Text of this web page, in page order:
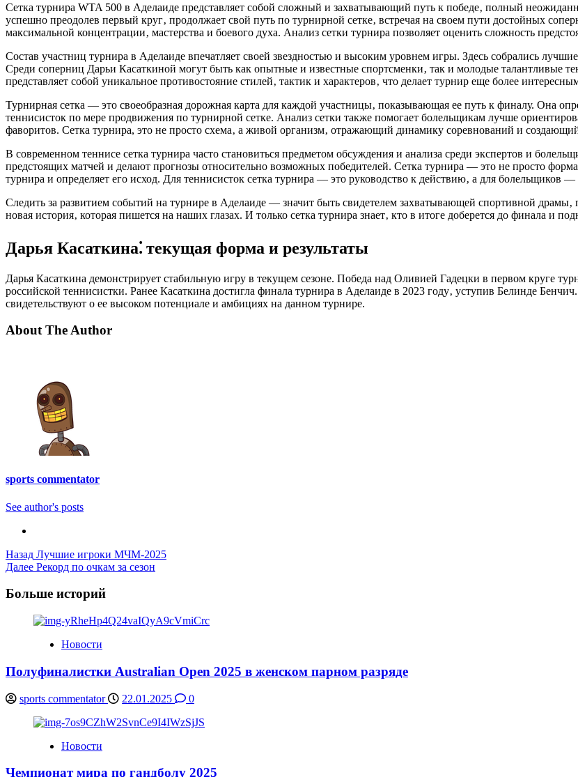
Сетка турнира WTA 500 в Аделаиде представляет собой сложный и захватывающий путь к победе‚ полный
успешно преодолев первый круг‚ продолжает свой путь по турнирной сетке‚ встречая на своем пути достойных
максимальной концентрации‚ мастерства и боевого духа. Анализ сетки турнира позволяет оценить сложность
Состав участниц турнира в Аделаиде впечатляет своей звездностью и высоким уровнем игры. Здесь собрались
Среди соперниц Дарьи Касаткиной могут быть как опытные и известные спортсменки‚ так и молодые талантливые
представляет собой уникальное противостояние стилей‚ тактик и характеров‚ что делает турнир еще более
Турнирная сетка — это своеобразная дорожная карта для каждой участницы‚ показывающая ее путь к финалу. Она
теннисисток по мере продвижения по турнирной сетке. Анализ сетки также помогает болельщикам лучше
фаворитов. Сетка турнира, это не просто схема‚ а живой организм‚ отражающий динамику соревнований и
В современном теннисе сетка турнира часто становиться предметом обсуждения и анализа среди экспертов и
предстоящих матчей и делают прогнозы относительно возможных победителей. Сетка турнира — это не просто
турнира и определяет его исход. Для теннисисток сетка турнира — это руководство к действию‚ а для
Следить за развитием событий на турнире в Аделаиде — значит быть свидетелем захватывающей спортивной
новая история‚ которая пишется на наших глазах. И только сетка турнира знает‚ кто в итоге доберется до финала и
Дарья Касаткина⁚ текущая форма и результаты
Дарья Касаткина демонстрирует стабильную игру в текущем сезоне. Победа над Оливией Гадецки в первом круге
российской теннисистки. Ранее Касаткина достигла финала турнира в Аделаиде в 2023 году‚ уступив Белинде
свидетельствуют о ее высоком потенциале и амбициях на данном турнире.
About The Author
sports commentator
See author's posts
Post
Navigation
Назад Лучшие игроки МЧМ-2025
Далее Рекорд по очкам за сезон
Больше историй
Новости
Полуфиналистки Australian Open 2025 в женском парном разряде
sports commentator 22.01.2025 0
Новости
Чемпионат мира по гандболу 2025